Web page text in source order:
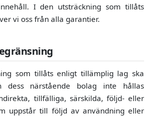
I den utsträckning som tillåts
vi oss från alla garantier.
som tillåts enligt tillämplig lag ska
dess närstående bolag inte hållas
tillfälliga, särskilda, följd- eller
uppstår till följd av användning eller